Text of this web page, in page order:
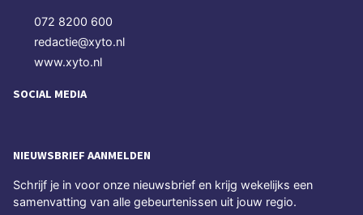
072 8200 600
redactie@xyto.nl
www.xyto.nl
SOCIAL MEDIA
NIEUWSBRIEF AANMELDEN
Schrijf je in voor onze nieuwsbrief en krijg wekelijks een
samenvatting van alle gebeurtenissen uit jouw regio.